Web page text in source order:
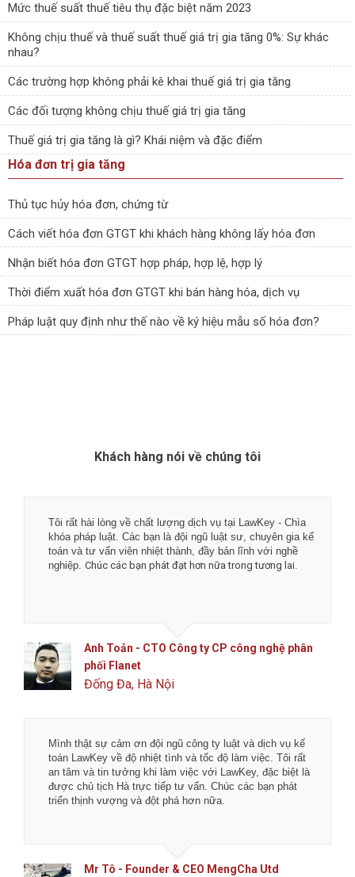
Mức thuế suất thuế tiêu thụ đặc biệt năm 2023
Không chịu thuế và thuế suất thuế giá trị gia tăng 0%: Sự khác
nhau?
Các trường hợp không phải kê khai thuế giá trị gia tăng
Các đối tượng không chịu thuế giá trị gia tăng
Thuế giá trị gia tăng là gì? Khái niệm và đặc điểm
Hóa đơn trị gia tăng
Thủ tục hủy hóa đơn, chứng từ
Cách viết hóa đơn GTGT khi khách hàng không lấy hóa đơn
Nhận biết hóa đơn GTGT hợp pháp, hợp lệ, hợp lý
Thời điểm xuất hóa đơn GTGT khi bán hàng hóa, dịch vụ
Pháp luật quy định như thế nào về ký hiệu mẫu số hóa đơn?
Khách hàng nói về chúng tôi
Tôi rất hài lòng về chất lượng dịch vụ tại LawKey - Chìa
khóa pháp luật. Các bạn là đội ngũ luật sư, chuyên gia kế
toán và tư vấn viên nhiệt thành, đầy bản lĩnh với nghề
nghiệp.Chúc các bạn phát đạt hơn nữa trong tương lai.
Anh Toản - CTO Công ty CP công nghệ phân
phối Flanet
Đống Đa, Hà Nội
Mình thật sự cảm ơn đội ngũ công ty luật và dịch vụ kế
toán LawKey về độ nhiệt tình và tốc độ làm việc. Tôi rất
an tâm và tin tưởng khi làm việc với LawKey, đặc biệt là
được chủ tịch Hà trực tiếp tư vấn. Chúc các bạn phát
triển thịnh vượng và đột phá hơn nữa.
Mr Tô - Founder & CEO MengCha Utd